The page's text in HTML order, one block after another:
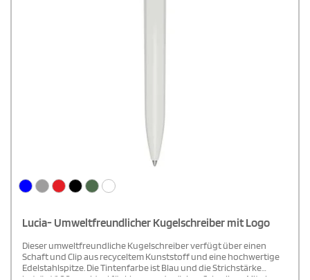
Lucia- Umweltfreundlicher Kugelschreiber mit Logo
Dieser umweltfreundliche Kugelschreiber verfügt über einen
Schaft und Clip aus recyceltem Kunststoff und eine hochwertige
Edelstahlspitze. Die Tintenfarbe ist Blau und die Strichstärke